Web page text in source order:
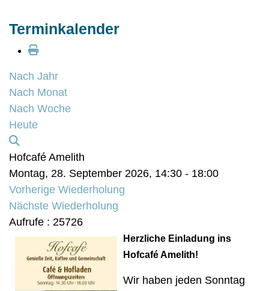
Terminkalender
Nach Jahr
Nach Monat
Nach Woche
Heute
Hofcafé Amelith
Montag, 28. September 2026, 14:30 - 18:00
Vorherige Wiederholung
Nächste Wiederholung
Aufrufe : 25726
Herzliche Einladung ins
Hofcafé Amelith!
Wir haben jeden Sonntag